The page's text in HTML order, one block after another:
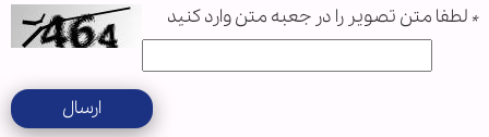
* لطفا متن تصویر را در جعبه متن وارد کنید
ارسال